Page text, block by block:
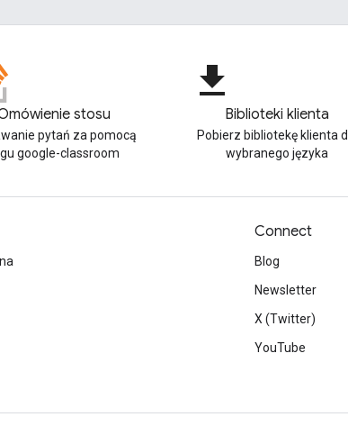
stosu
pytań za pomocą
google-classroom
file_download
Biblioteki klienta
Pobierz bibliotekę klienta
wybranego języka
Connect
Blog
Newsletter
X (Twitter)
YouTube